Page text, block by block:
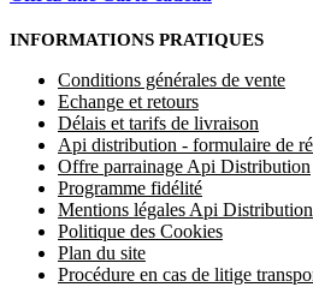
INFORMATIONS PRATIQUES
Conditions générales de vente
Echange et retours
Délais et tarifs de livraison
Api distribution - formulaire de
Offre parrainage Api Distribution
Programme fidélité
Mentions légales Api Distribution
Politique des Cookies
Plan du site
Procédure en cas de litige